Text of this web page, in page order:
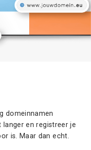
domeinnamen
langer en registreer je
is. Maar dan echt.